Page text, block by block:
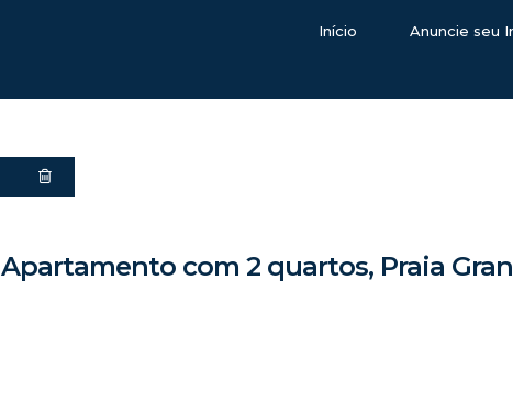
Anuncie seu
Início
Apartamento com 2 quartos, Praia